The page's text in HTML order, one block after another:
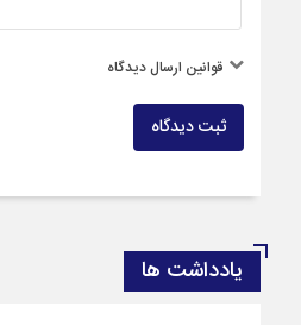
قوانین ارسال دیدگاه
ثبت دیدگاه
یادداشت ها